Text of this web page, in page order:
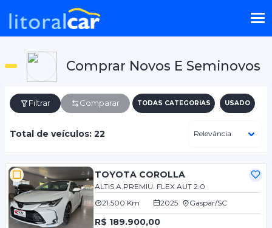
Comprar Novos E Seminovos
Filtrar Comparar TODAS CATEGORIAS USADO
Total de veículos: 22
TOYOTA COROLLA
ALTIS A.PREMIU. FLEX AUT 2.0
21.500 Km
2025 Gaspar/SC
R$ 189.900,00